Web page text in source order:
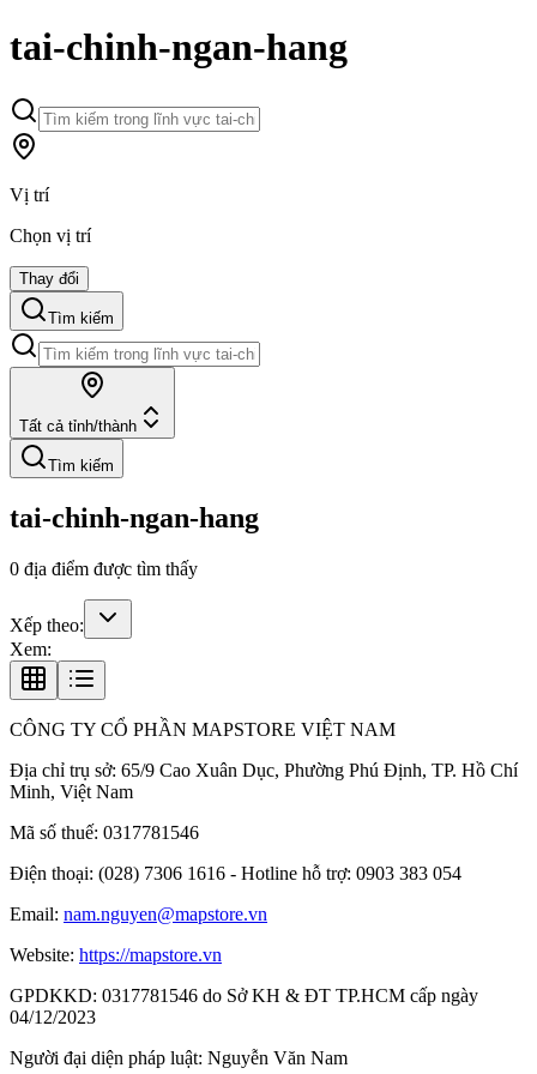
tai-chinh-ngan-hang
Vị trí
Chọn vị trí
Thay đổi
Tìm kiếm
Tất cả tỉnh/thành
Tìm kiếm
tai-chinh-ngan-hang
0 địa điểm được tìm thấy
Xếp theo:
Xem:
CÔNG TY CỔ PHẦN MAPSTORE VIỆT NAM
Địa chỉ trụ sở: 65/9 Cao Xuân Dục, Phường Phú Định, TP. Hồ Chí
Minh, Việt Nam
Mã số thuế: 0317781546
Điện thoại: (028) 7306 1616 - Hotline hỗ trợ: 0903 383 054
Email: nam.nguyen@mapstore.vn
Website: https://mapstore.vn
GPDKKD: 0317781546 do Sở KH & ĐT TP.HCM cấp ngày
04/12/2023
Người đại diện pháp luật: Nguyễn Văn Nam